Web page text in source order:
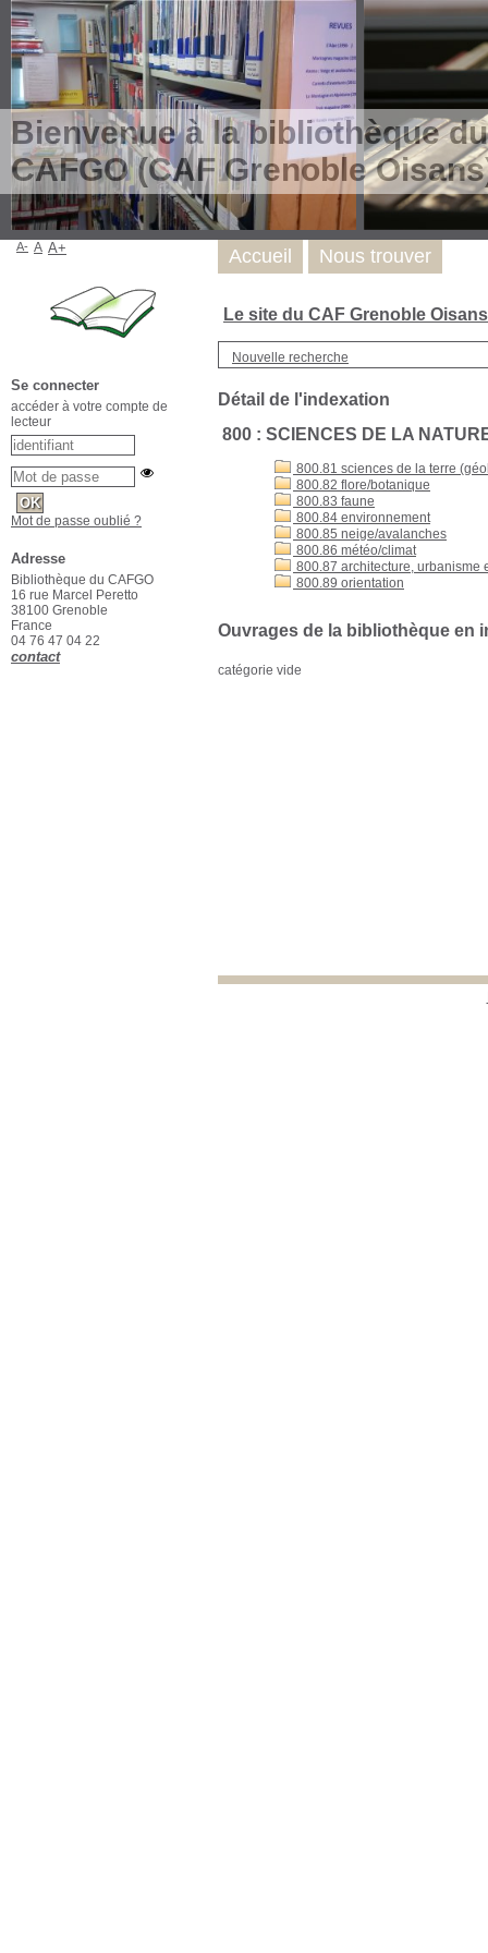
Bienvenue à la bibliothèque du
CAFGO (CAF Grenoble
Le site du CAF Grenoble
Nouvelle recherche
Détail de l'indexation
800 : SCIENCES DE LA
800.81 sciences de la terre
800.82 flore/botanique
800.83 faune
800.84 environnement
800.85 neige/avalanches
800.86 météo/climat
800.87 architecture, urbanisme
800.89 orientation
Ouvrages de la bibliothèque en
catégorie vide
Accueil Nous trouver
A- A A+
Se connecter
accéder à votre compte de
lecteur
Mot de passe oublié ?
Adresse
Bibliothèque du CAFGO
16 rue Marcel Peretto
38100 Grenoble
France
04 76 47 04 22
contact